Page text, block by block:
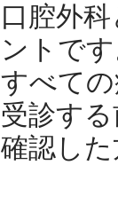
口腔外
ントです
すべて
受診す
確認し